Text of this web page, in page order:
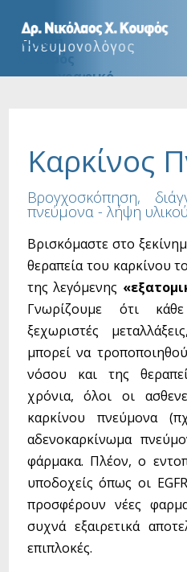
Αρχική
Ο Ιατρός
Βιογραφικό
Υπηρεσίες
Εύκαμπτη
Διαβρογχική
Καθοδηγούμενη
Άκαμπτη
Βρογχοσκοπική
Διαθωρακικός
Θωρακοσκόπηση
Βρογχοσκοπική
(blvr)
Λειτουργικός
(Σπιρομέτρηση)
Μελέτη Ύπνου
Παθήσεις
Καρκίνος Πνεύμονα
Χρόνια Αποφρακτική
Βρογχικό άσθμα
Σύνδρομο Απνοιών
Σαρκοείδωση
Διάμεσες
Καρκίνος
Βρογχοσκόπηση,
πνεύμονα - λήψη
Βρισκόμαστε στο
θεραπεία του καρκίνου
της λεγόμενης
Γνωρίζουμε ότι
ξεχωριστές
μπορεί να
νόσου και της
χρόνια, όλοι οι
καρκίνου πνεύμονα
αδενοκαρκίνωμα
φάρμακα. Πλέον, ο
υποδοχείς όπως οι
προσφέρουν νέες
συχνά εξαιρετικά
επιπλοκές.